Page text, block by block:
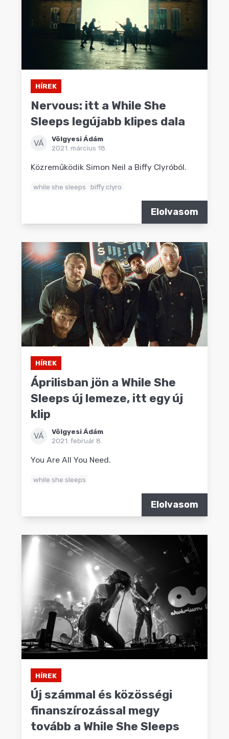
HÍREK
Nervous: itt a While She
Sleeps legújabb klipes dala
VÁ
Völgyesi Ádám
2021. március 18.
Közreműködik Simon Neil a Biffy Clyróból.
while she sleeps biffy clyro
Elolvasom
HÍREK
Áprilisban jön a While She
Sleeps új lemeze, itt egy új
klip
VÁ
Völgyesi Ádám
2021. február 8.
You Are All You Need.
while she sleeps
Elolvasom
HÍREK
Új számmal és közösségi
finanszírozással megy
tovább a While She Sleeps